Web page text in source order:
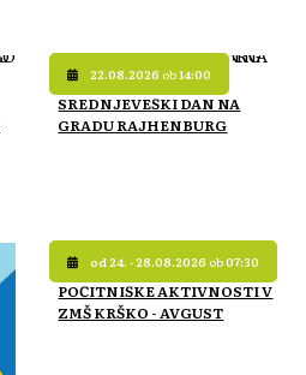
22.08.2026 ob14:00
SREDNJEVEŠKI DAN NA
GRADU RAJHENBURG
od 24. - 28.08.2026 ob07:30
POČITNIŠKE AKTIVNOSTI V
ZMŠ KRŠKO - AVGUST